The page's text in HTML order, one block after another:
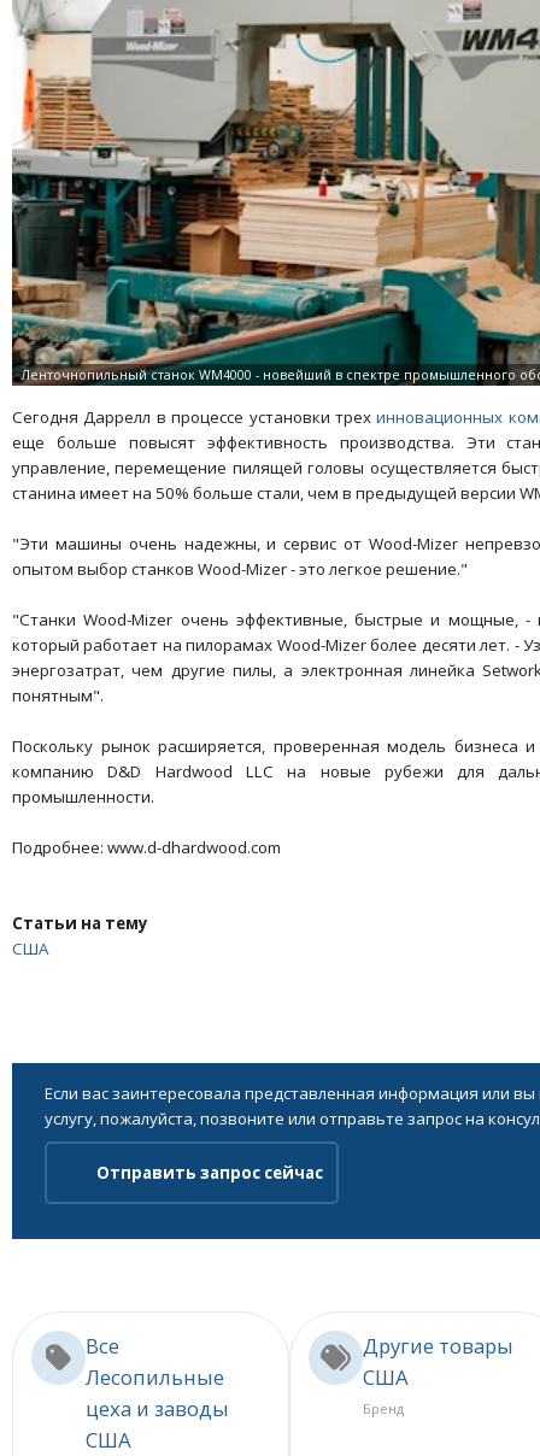
Сегодня Даррелл в процессе установки трехинновационных
еще больше повысят эффективность производства. Эти
управление, перемещение пилящей головы осуществляется
станина имеет на 50% больше стали, чем в предыдущей версии
"Эти машины очень надежны, и сервис от Wood-Mizer
опытом выбор станков Wood-Mizer - это легкое решение."
"Станки Wood-Mizer очень эффективные, быстрые и мощные, -
который работает на пилорамах Wood-Mizer более десяти лет. -
энергозатрат, чем другие пилы, а электронная линейка
понятным".
Поскольку рынок расширяется, проверенная модель
компанию D&D Hardwood LLC на новые рубежи для
промышленности.
Подробнее: www.d-dhardwood.com
Статьи на тему
США
Если вас заинтересовала представленная информация или
услугу, пожалуйста, позвоните или отправьте запрос на
Отправить запрос сейчас
Все
Лесопильные
цеха и заводы
США
Другие товары
США
Бренд